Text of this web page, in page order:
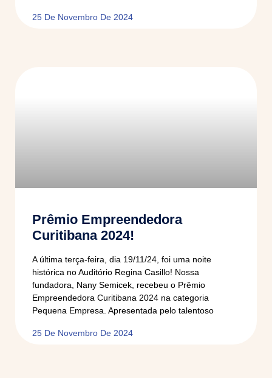
25 De Novembro De 2024
Prêmio Empreendedora
Curitibana 2024!
A última terça-feira, dia 19/11/24, foi uma noite
histórica no Auditório Regina Casillo! Nossa
fundadora, Nany Semicek, recebeu o Prêmio
Empreendedora Curitibana 2024 na categoria
Pequena Empresa. Apresentada pelo talentoso
25 De Novembro De 2024